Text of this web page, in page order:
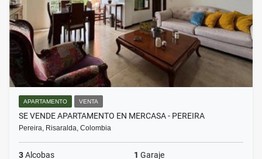
APARTAMENTO VENTA
SE VENDE APARTAMENTO EN MERCASA - PEREIRA
Pereira, Risaralda, Colombia
3Alcobas 1 Garaje